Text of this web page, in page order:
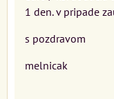
1 den. v pripade
s pozdravom
melnicak